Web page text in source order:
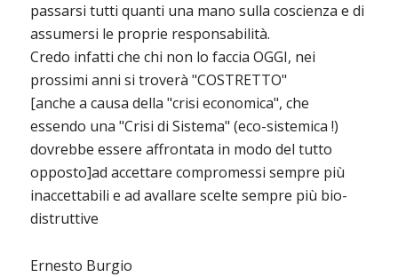
passarsi tutti quanti una mano sulla coscienza e di
assumersi le proprie responsabilità.
Credo infatti che chi non lo faccia OGGI, nei
prossimi anni si troverà "COSTRETTO"
[anche a causa della "crisi economica", che
essendo una "Crisi di Sistema" (eco-sistemica !)
dovrebbe essere affrontata in modo del tutto
opposto]ad accettare compromessi sempre più
inaccettabili e ad avallare scelte sempre più bio-
distruttive
Ernesto Burgio